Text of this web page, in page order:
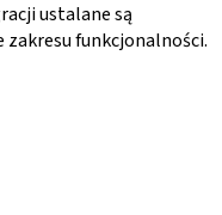
ustalane są
funkcjonalności.